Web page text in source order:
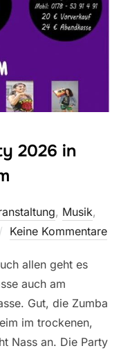
2026 in
, Musik,
Keine Kommentare
allen geht es
auch am
Gut, die Zumba
im trockenen,
Nass an. Die Party